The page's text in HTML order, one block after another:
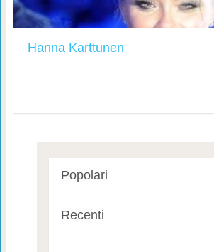
Hanna Karttunen
Popolari
Recenti